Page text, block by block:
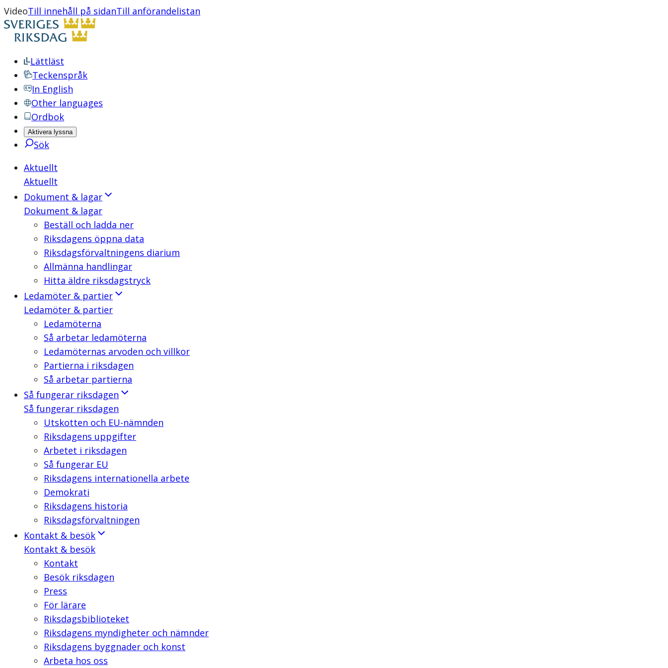
VideoTill innehåll på sidanTill anförandelistan
Lättläst
Teckenspråk
In English
Other languages
Ordbok
Aktivera lyssna
Sök
Aktuellt
Aktuellt
Dokument & lagar
Dokument & lagar
Beställ och ladda ner
Riksdagens öppna data
Riksdagsförvaltningens diarium
Allmänna handlingar
Hitta äldre riksdagstryck
Ledamöter & partier
Ledamöter & partier
Ledamöterna
Så arbetar ledamöterna
Ledamöternas arvoden och villkor
Partierna i riksdagen
Så arbetar partierna
Så fungerar riksdagen
Så fungerar riksdagen
Utskotten och EU-nämnden
Riksdagens uppgifter
Arbetet i riksdagen
Så fungerar EU
Riksdagens internationella arbete
Demokrati
Riksdagens historia
Riksdagsförvaltningen
Kontakt & besök
Kontakt & besök
Kontakt
Besök riksdagen
Press
För lärare
Riksdagsbiblioteket
Riksdagens myndigheter och nämnder
Riksdagens byggnader och konst
Arbeta hos oss